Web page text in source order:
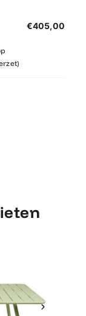
€405,00